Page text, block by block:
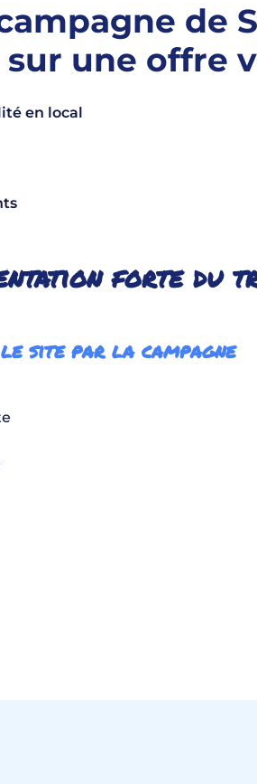
de
une offre
en local
forte du
le site par la campagne